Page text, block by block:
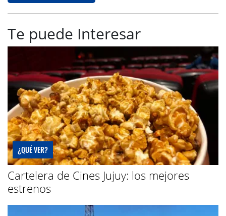
Te puede Interesar
¿QUÉ VER?
Cartelera de Cines Jujuy: los mejores
estrenos